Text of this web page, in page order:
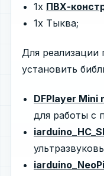
1х ПВХ-
1х Тыква;
Для реализации
установить
DFPlayer Mini
для работы с